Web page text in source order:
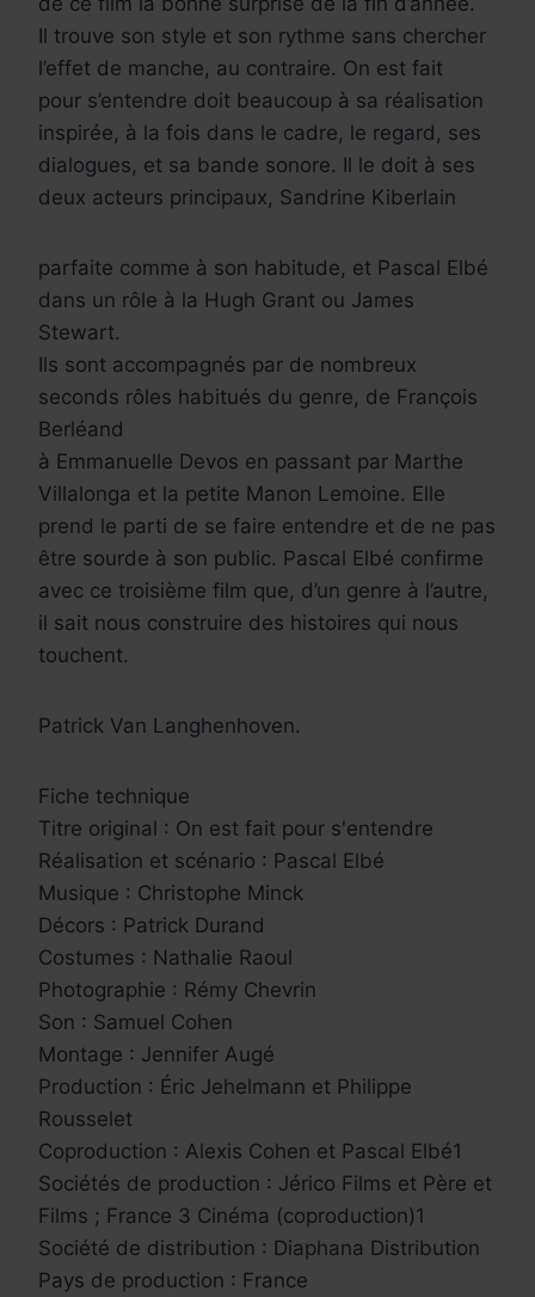
Il trouve son style et son rythme sans chercher
l’effet de manche, au contraire. On est fait
pour s’entendre doit beaucoup à sa réalisation
inspirée, à la fois dans le cadre, le regard, ses
dialogues, et sa bande sonore. Il le doit à ses
deux acteurs principaux, Sandrine Kiberlain
parfaite comme à son habitude, et Pascal Elbé
dans un rôle à la Hugh Grant ou James
Stewart.
Ils sont accompagnés par de nombreux
seconds rôles habitués du genre, de François
Berléand
à Emmanuelle Devos en passant par Marthe
Villalonga et la petite Manon Lemoine. Elle
prend le parti de se faire entendre et de ne pas
être sourde à son public. Pascal Elbé confirme
avec ce troisième film que, d’un genre à l’autre,
il sait nous construire des histoires qui nous
touchent.
Patrick Van Langhenhoven.
Fiche technique
Titre original : On est fait pour s'entendre
Réalisation et scénario : Pascal Elbé
Musique : Christophe Minck
Décors : Patrick Durand
Costumes : Nathalie Raoul
Photographie : Rémy Chevrin
Son : Samuel Cohen
Montage : Jennifer Augé
Production : Éric Jehelmann et Philippe
Rousselet
Coproduction : Alexis Cohen et Pascal Elbé1
Sociétés de production : Jérico Films et Père et
Films ; France 3 Cinéma (coproduction)1
Société de distribution : Diaphana Distribution
Pays de production : France